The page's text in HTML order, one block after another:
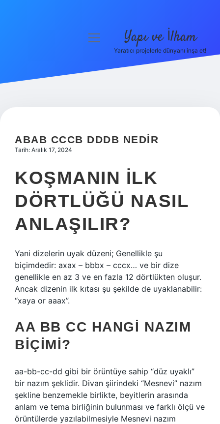
Hakkımızda
menüyü
Yapı ve İlham
Yaratıcı projelerle dünyanı inşa et!
ABAB CCCB DDDB NEDIR
Tarih: Aralık 17, 2024
KOŞMANIN ILK
DÖRTLÜĞÜ NASIL
ANLAŞILIR?
Yani dizelerin uyak düzeni; Genellikle şu
biçimdedir: axax – bbbx – cccx… ve bir dize
genellikle en az 3 ve en fazla 12 dörtlükten oluşur.
Ancak dizenin ilk kıtası şu şekilde de uyaklanabilir:
“xaya or aaax”.
AA BB CC HANGI NAZIM
BIÇIMI?
aa-bb-cc-dd gibi bir örüntüye sahip “düz uyaklı”
bir nazım şeklidir. Divan şiirindeki “Mesnevi” nazım
şekline benzemekle birlikte, beyitlerin arasında
anlam ve tema birliğinin bulunması ve farklı ölçü ve
örüntülerde yazılabilmesiyle Mesnevi nazım